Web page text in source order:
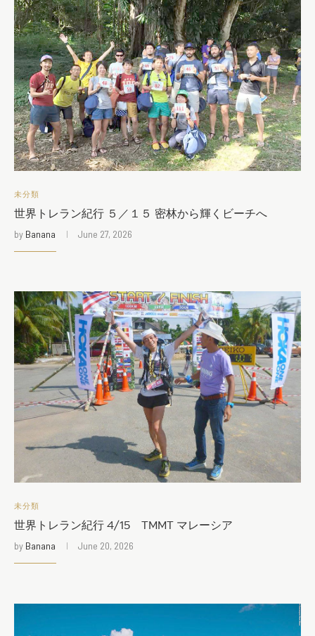
未分類
世界トレラン紀行 ５／１５ 密林から輝くビーチへ
by Banana June 27, 2026
未分類
世界トレラン紀行 4/15 TMMT マレーシア
by Banana June 20, 2026